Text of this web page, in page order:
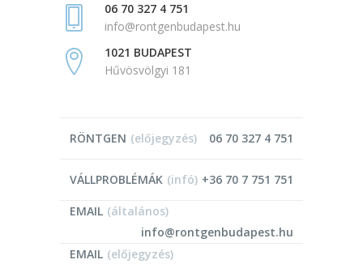
06 70 327 4 751
info@rontgenbudapest.hu
1021 BUDAPEST
Hűvösvölgyi 181
RÖNTGEN (előjegyzés) 06 70 327 4 751
VÁLLPROBLÉMÁK (infó) +36 70 7 751 751
EMAIL (általános)
info@rontgenbudapest.hu
EMAIL (előjegyzés)